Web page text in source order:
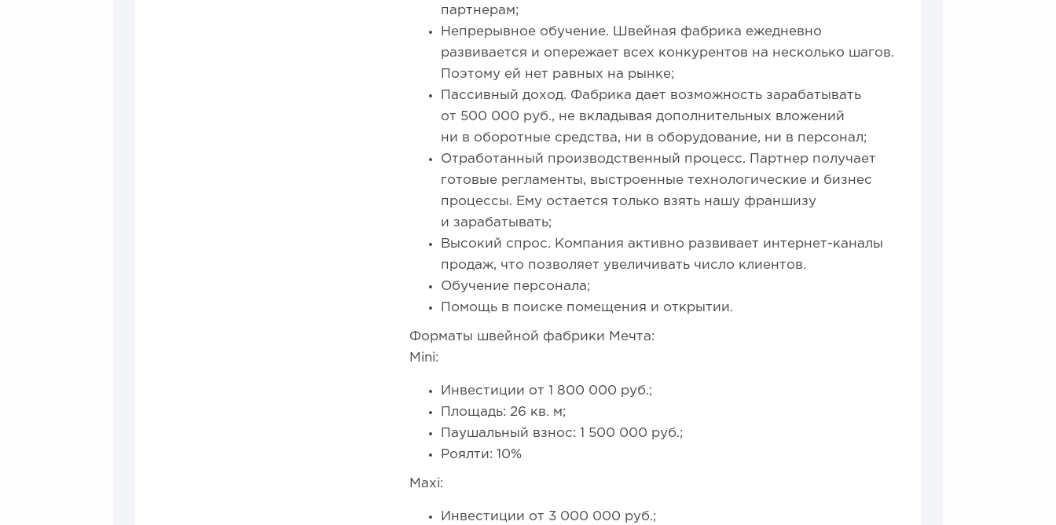
партнерам;
Непрерывное обучение. Швейная фабрика ежедневно
развивается и опережает всех конкурентов на несколько шагов.
Поэтому ей нет равных на рынке;
Пассивный доход. Фабрика дает возможность зарабатывать
от 500 000 руб., не вкладывая дополнительных вложений
ни в оборотные средства, ни в оборудование, ни в персонал;
Отработанный производственный процесс. Партнер получает
готовые регламенты, выстроенные технологические и бизнес
процессы. Ему остается только взять нашу франшизу
и зарабатывать;
Высокий спрос. Компания активно развивает интернет-каналы
продаж, что позволяет увеличивать число клиентов.
Обучение персонала;
Помощь в поиске помещения и открытии.
Форматы швейной фабрики Мечта:
Mini:
Инвестиции от 1 800 000 руб.;
Площадь: 26 кв. м;
Паушальный взнос: 1 500 000 руб.;
Роялти: 10%
Maxi:
Инвестиции от 3 000 000 руб.;